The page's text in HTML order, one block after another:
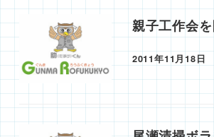
動
親子工作会
投稿日
2011年11月18日